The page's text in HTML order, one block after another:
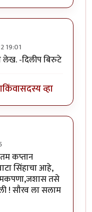
19:01
लेख. -दिलीप बिरुटे
किंवासदस्य व्हा
कप्तान
सिंहाचा आहे,
तसे
! सौरव ला सलाम